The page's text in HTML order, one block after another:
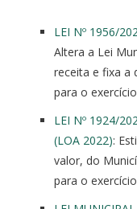
LEI Nº 1956/
Altera a Lei
receita e fixa a
para o
LEI Nº 1924/
(LOA 2022):
valor, do
para o